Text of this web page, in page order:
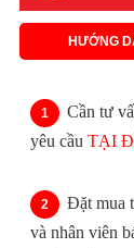
HƯỚNG
Cần tư
yêu cầu TẠI
Đặt mua
và nhân viên